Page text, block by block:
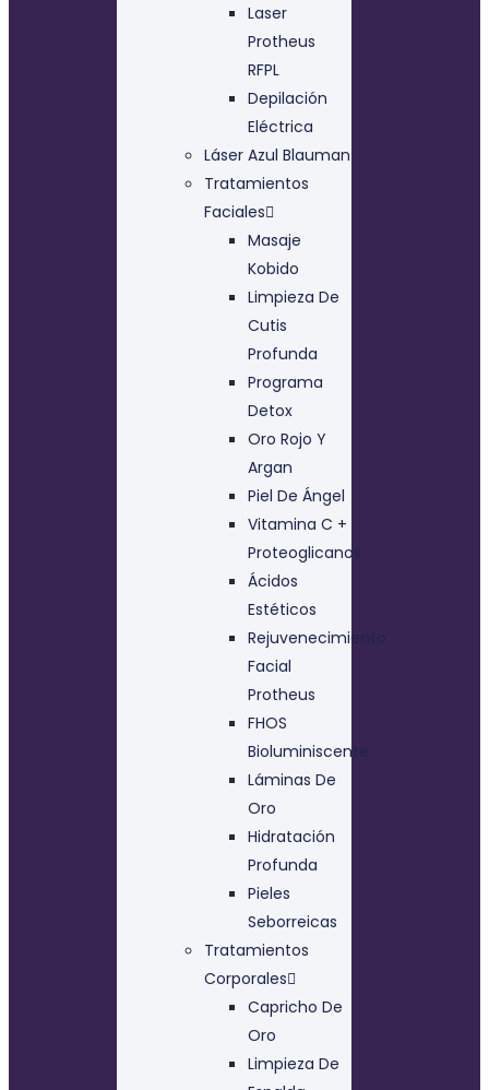
Laser
Protheus
RFPL
Depilación
Eléctrica
Láser Azul Blauman
Tratamientos
Faciales
Masaje
Kobido
Limpieza De
Cutis
Profunda
Programa
Detox
Oro Rojo Y
Argan
Piel De Ángel
Vitamina C +
Proteoglicanos
Ácidos
Estéticos
Rejuvenecimiento
Facial
Protheus
FHOS
Bioluminiscente
Láminas De
Oro
Hidratación
Profunda
Pieles
Seborreicas
Tratamientos
Corporales
Capricho De
Oro
Limpieza De